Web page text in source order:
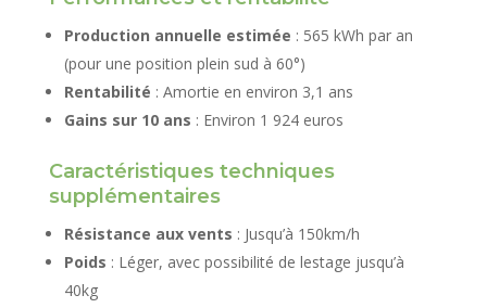
Production annuelle estimée : 565 kWh par an
(pour une position plein sud à 60°)
Rentabilité : Amortie en environ 3,1 ans
Gains sur 10 ans : Environ 1 924 euros
Caractéristiques techniques
supplémentaires
Résistance aux vents : Jusqu’à 150km/h
Poids : Léger, avec possibilité de lestage jusqu’à
40kg